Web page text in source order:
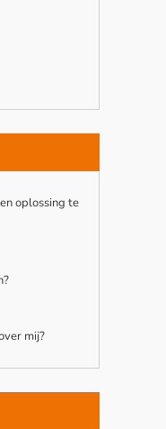
oplossing te
mij?